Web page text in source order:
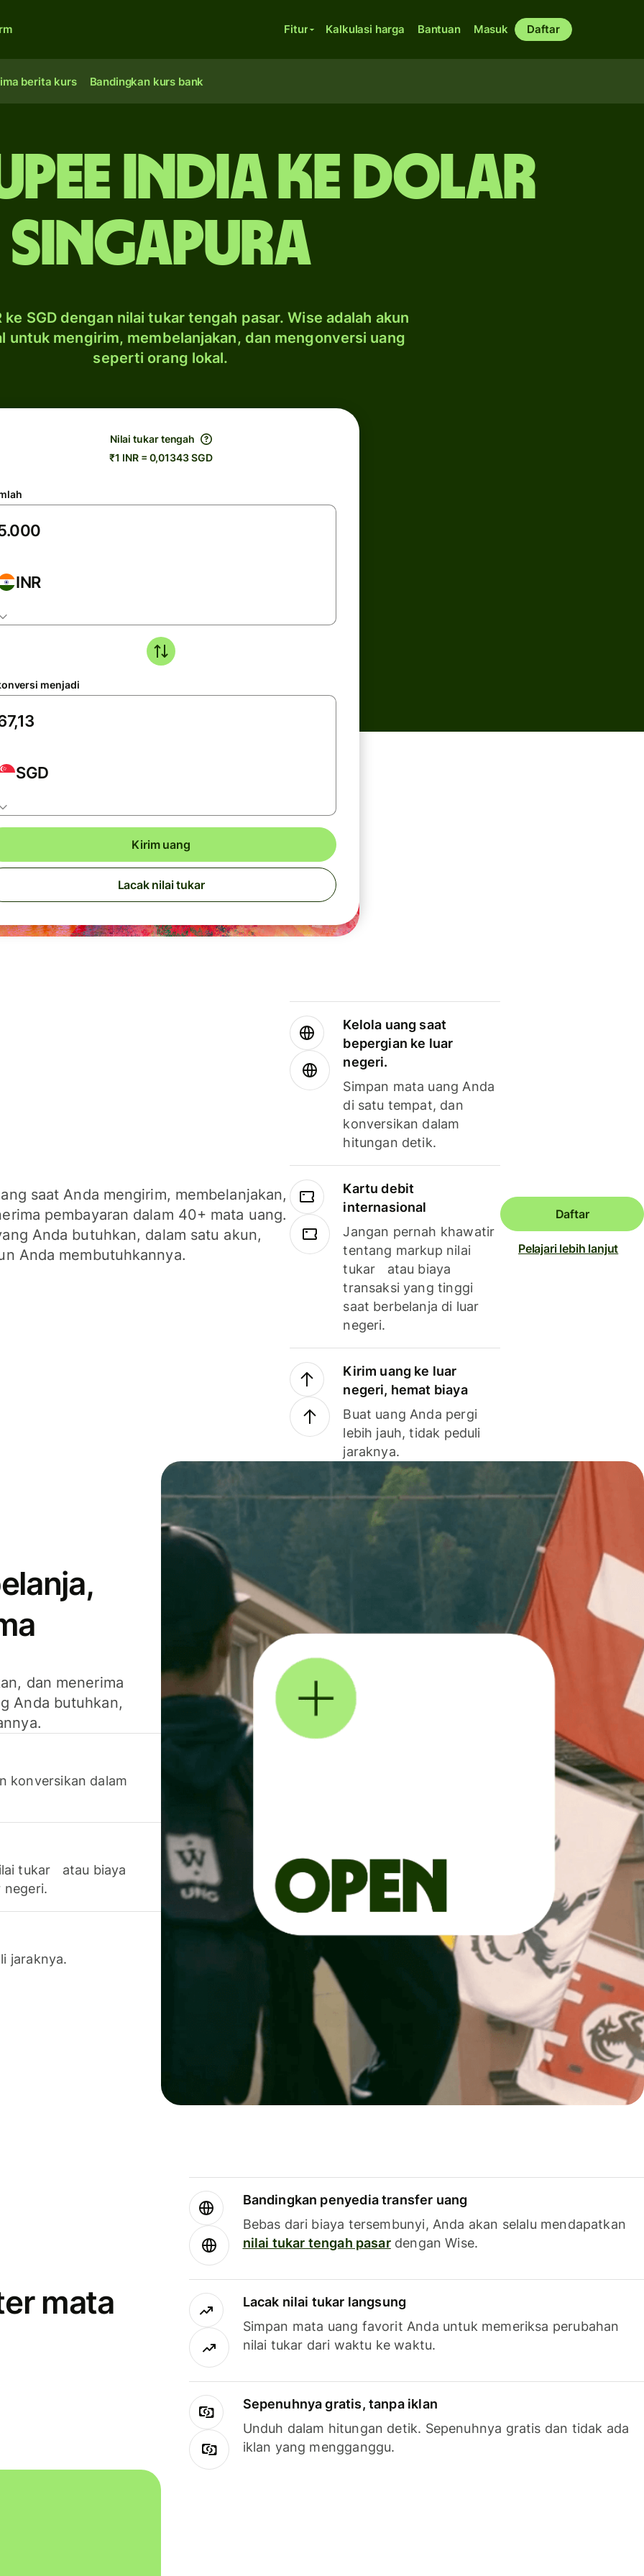
Fitur Kalkulasi harga Bantuan Masuk Daftar
berita kurs Bandingkan kurs bank
India ke dolar
Singapura
ke SGD dengan nilai tukar tengah pasar. Wise adalah akun
untuk mengirim, membelanjakan, dan mengonversi uang
seperti orang lokal.
Nilai tukar tengah
₹1 INR = 0,01343 SGD
INR
menjadi
SGD
Kirim uang
Lacak nilai tukar
saat Anda mengirim, membelanjakan,
pembayaran dalam 40+ mata uang.
Anda butuhkan, dalam satu akun,
Anda membutuhkannya.
Kelola uang saat
bepergian ke luar
negeri.
Simpan mata uang Anda
di satu tempat, dan
konversikan dalam
hitungan detik.
Kartu debit
internasional
Jangan pernah khawatir
tentang markup nilai
tukar atau biaya
transaksi yang tinggi
saat berbelanja di luar
negeri.
Kirim uang ke luar
negeri, hemat biaya
Buat uang Anda pergi
lebih jauh, tidak peduli
jaraknya.
Daftar
Pelajari lebih lanjut
dan menerima
Anda butuhkan,
konversikan dalam
tukar atau biaya
negeri.
jaraknya.
mata
Bandingkan penyedia transfer uang
Bebas dari biaya tersembunyi, Anda akan selalu mendapatkan
nilai tukar tengah pasardengan Wise.
Lacak nilai tukar langsung
Simpan mata uang favorit Anda untuk memeriksa perubahan
nilai tukar dari waktu ke waktu.
Sepenuhnya gratis, tanpa iklan
Unduh dalam hitungan detik. Sepenuhnya gratis dan tidak ada
iklan yang mengganggu.